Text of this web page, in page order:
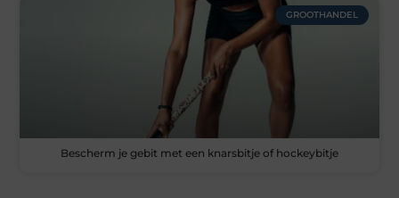
GROOTHANDEL
Bescherm je gebit met een knarsbitje of hockeybitje